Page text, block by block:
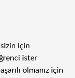
için
ister
olmanız için